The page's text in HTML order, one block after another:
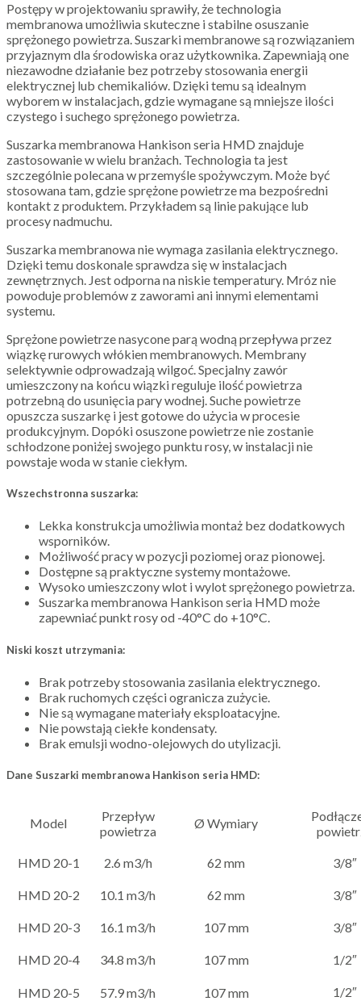
Postępy w projektowaniu sprawiły, że technologia
membranowa umożliwia skuteczne i stabilne osuszanie
sprężonego powietrza. Suszarki membranowe są rozwiązaniem
przyjaznym dla środowiska oraz użytkownika. Zapewniają one
niezawodne działanie bez potrzeby stosowania energii
elektrycznej lub chemikaliów. Dzięki temu są idealnym
wyborem w instalacjach, gdzie wymagane są mniejsze ilości
czystego i suchego sprężonego powietrza.
Suszarka membranowa Hankison seria HMD znajduje
zastosowanie w wielu branżach. Technologia ta jest
szczególnie polecana w przemyśle spożywczym. Może być
stosowana tam, gdzie sprężone powietrze ma bezpośredni
kontakt z produktem. Przykładem są linie pakujące lub
procesy nadmuchu.
Suszarka membranowa nie wymaga zasilania elektrycznego.
Dzięki temu doskonale sprawdza się w instalacjach
zewnętrznych. Jest odporna na niskie temperatury. Mróz nie
powoduje problemów z zaworami ani innymi elementami
systemu.
Sprężone powietrze nasycone parą wodną przepływa przez
wiązkę rurowych włókien membranowych. Membrany
selektywnie odprowadzają wilgoć. Specjalny zawór
umieszczony na końcu wiązki reguluje ilość powietrza
potrzebną do usunięcia pary wodnej. Suche powietrze
opuszcza suszarkę i jest gotowe do użycia w procesie
produkcyjnym. Dopóki osuszone powietrze nie zostanie
schłodzone poniżej swojego punktu rosy, w instalacji nie
powstaje woda w stanie ciekłym.
Wszechstronna suszarka:
Lekka konstrukcja umożliwia montaż bez dodatkowych
wsporników.
Możliwość pracy w pozycji poziomej oraz pionowej.
Dostępne są praktyczne systemy montażowe.
Wysoko umieszczony wlot i wylot sprężonego powietrza.
Suszarka membranowa Hankison seria HMD może
zapewniać punkt rosy od -40°C do +10°C.
Niski koszt utrzymania:
Brak potrzeby stosowania zasilania elektrycznego.
Brak ruchomych części ogranicza zużycie.
Nie są wymagane materiały eksploatacyjne.
Nie powstają ciekłe kondensaty.
Brak emulsji wodno-olejowych do utylizacji.
Dane Suszarki membranowa Hankison seria HMD:
Model
Przepływ
powietrza
Ø Wymiary
HMD 20-1 2.6 m3/h 62 mm 3/8″
HMD 20-2 10.1 m3/h 62 mm 3/8″
HMD 20-3 16.1 m3/h 107 mm 3/8″
HMD 20-4 34.8 m3/h 107 mm 1/2″
HMD 20-5 57.9 m3/h 107 mm 1/2″